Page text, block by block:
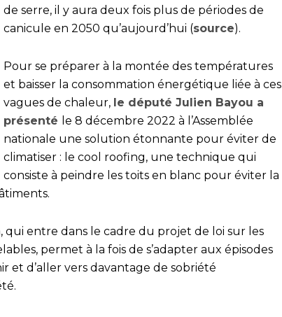
de serre, il y aura deux fois plus de périodes de
canicule en 2050 qu’aujourd’hui (source).
Pour se préparer à la montée des températures
et baisser la consommation énergétique liée à ces
vagues de chaleur, le député Julien Bayou a
présenté le 8 décembre 2022 à l’Assemblée
nationale une solution étonnante pour éviter de
climatiser : le cool roofing, une technique qui
consiste à peindre les toits en blanc pour éviter la
qui entre dans le cadre du projet de loi sur les
permet à la fois de s’adapter aux épisodes
et d’aller vers davantage de sobriété